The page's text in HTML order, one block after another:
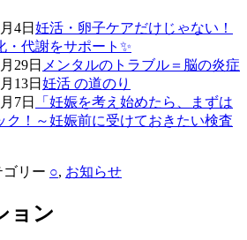
4日 妊活・卵子ケアだけじゃない！
・代謝をサポート✨
29日 メンタルのトラブル＝脳の炎症
13日 妊活 の道のり
7日
「妊娠を考え始めたら、まずは
ク！～妊娠前に受けておきたい検査
ゴリー ○, お知らせ
ョン